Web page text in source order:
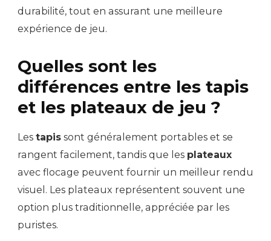
durabilité, tout en assurant une meilleure
expérience de jeu.
Quelles sont les
différences entre les tapis
et les plateaux de jeu ?
Les tapis sont généralement portables et se
rangent facilement, tandis que les plateaux
avec flocage peuvent fournir un meilleur rendu
visuel. Les plateaux représentent souvent une
option plus traditionnelle, appréciée par les
puristes.